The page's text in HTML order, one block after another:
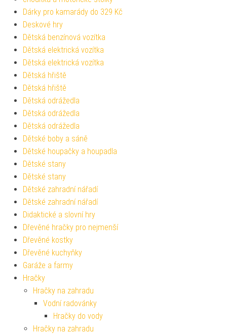
Dárky pro kamarády do 329 Kč
Deskové hry
Dětská benzínová vozítka
Dětská elektrická vozítka
Dětská elektrická vozítka
Dětská hřiště
Dětská hřiště
Dětská odrážedla
Dětská odrážedla
Dětská odrážedla
Dětské boby a sáně
Dětské houpačky a houpadla
Dětské stany
Dětské stany
Dětské zahradní nářadí
Dětské zahradní nářadí
Didaktické a slovní hry
Dřevěné hračky pro nejmenší
Dřevěné kostky
Dřevěné kuchyňky
Garáže a farmy
Hračky
Hračky na zahradu
Vodní radovánky
Hračky do vody
Hračky na zahradu